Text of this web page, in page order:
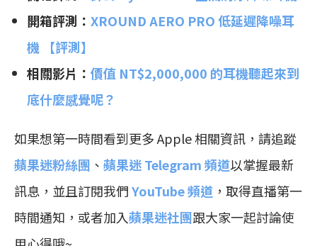
開箱評測： XROUND AERO PRO 低延遲降噪耳
機 【評測】
相關影片： 價值 NT$2,000,000 的耳機聽起來到
底什麼感覺呢？
如果想第一時間看到更多 Apple 相關資訊，請追蹤
蘋果迷粉絲團 、 蘋果迷 Telegram 頻道以掌握最新
訊息，並且訂閱我們YouTube 頻道 ，取得直播第一
時間通知，或者加入蘋果迷社團跟大家一起討論使